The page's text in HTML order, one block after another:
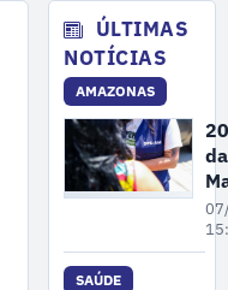
ÚLTIMAS
NOTÍCIAS
AMAZONAS
SAÚDE